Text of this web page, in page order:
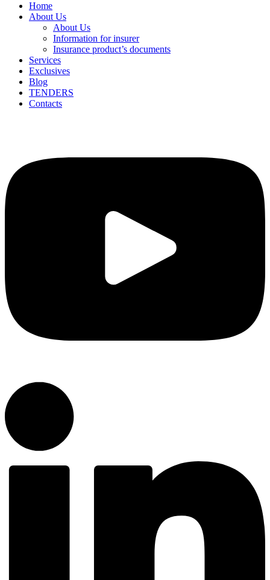
Home
About Us
About Us
Information for insurer
Insurance product’s documents
Services
Exclusives
Blog
TENDERS
Contacts